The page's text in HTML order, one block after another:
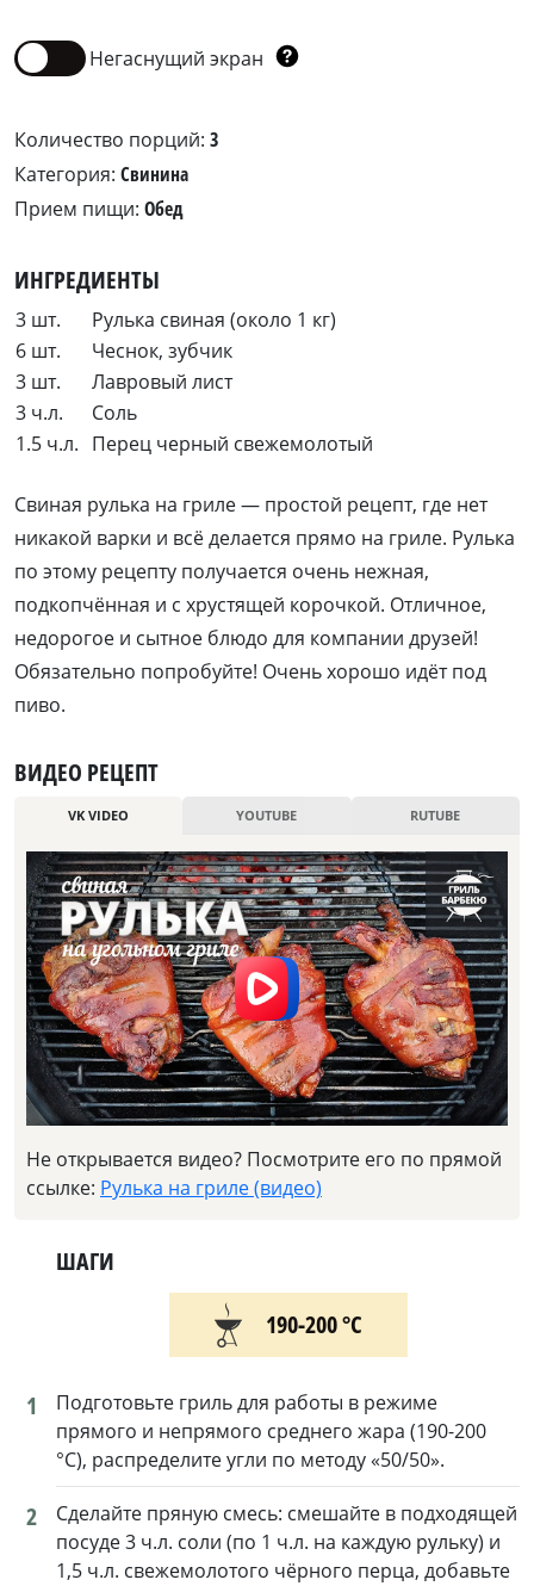
Негаснущий экран
Количество порций: 3
Категория: Свинина
Прием пищи: Обед
ИНГРЕДИЕНТЫ
3 шт.
Рулька свиная (около 1 кг)
6 шт.
Чеснок, зубчик
3 шт.
Лавровый лист
3 ч.л.
Соль
1.5 ч.л. Перец черный свежемолотый
Свиная рулька на гриле — простой рецепт, где нет
никакой варки и всё делается прямо на гриле. Рулька
по этому рецепту получается очень нежная,
подкопчённая и с хрустящей корочкой. Отличное,
недорогое и сытное блюдо для компании друзей!
Обязательно попробуйте! Очень хорошо идёт под
пиво.
ВИДЕО РЕЦЕПТ
VK VIDEO YOUTUBE RUTUBE
Не открывается видео? Посмотрите его по прямой
ссылке: Рулька на гриле (видео)
ШАГИ
190-200 °С
1
Подготовьте гриль для работы в режиме
прямого и непрямого среднего жара (190-200
°С), распределите угли по методу «50/50».
2
Сделайте пряную смесь: смешайте в подходящей
посуде 3 ч.л. соли (по 1 ч.л. на каждую рульку) и
1,5 ч.л. свежемолотого чёрного перца, добавьте